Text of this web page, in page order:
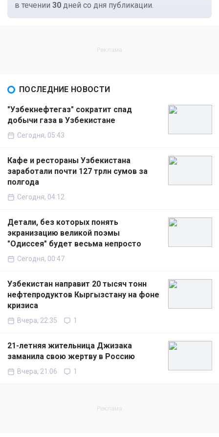
в течении 30 дней со дня публикации.
ПОСЛЕДНИЕ НОВОСТИ
"Узбекнефтегаз" сократит спад
добычи газа в Узбекистане
Сегодня, 05:43
Кафе и рестораны Узбекистана
заработали почти 127 трлн сумов за
полгода
Сегодня, 04:12
Детали, без которых понять
экранизацию великой поэмы
"Одиссея" будет весьма непросто
Сегодня, 00:47
Узбекистан направит 20 тысяч тонн
нефтепродуктов Кыргызстану на фоне
кризиса
Вчера, 22:35 1
21-летняя жительница Джизака
заманила свою жертву в Россию
Вчера, 21:06 1